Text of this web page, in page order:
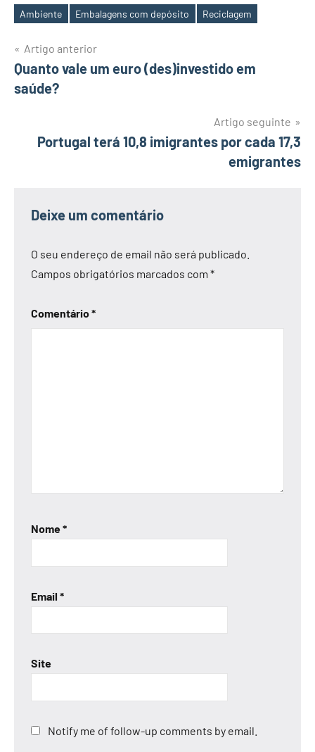
Etiquetas
Ambiente Embalagens com depósito Reciclagem
Navegação
de
Artigo anterior
Quanto vale um euro (des)investido em
saúde?
Artigo seguinte
Portugal terá 10,8 imigrantes por cada 17,3
emigrantes
Deixe um comentário
O seu endereço de email não será publicado.
Campos obrigatórios marcados com *
Comentário*
Nome*
Email *
Site
Notify me of follow-up comments by email.